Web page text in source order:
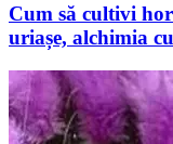
Cum să cultivi
uriașe, alchimia